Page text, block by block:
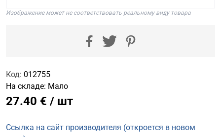
Изображение может не соответствовать реальному виду товара
Код: 012755
На складе: Мало
27.40 € / шт
Ссылка на сайт производителя (откроется в новом